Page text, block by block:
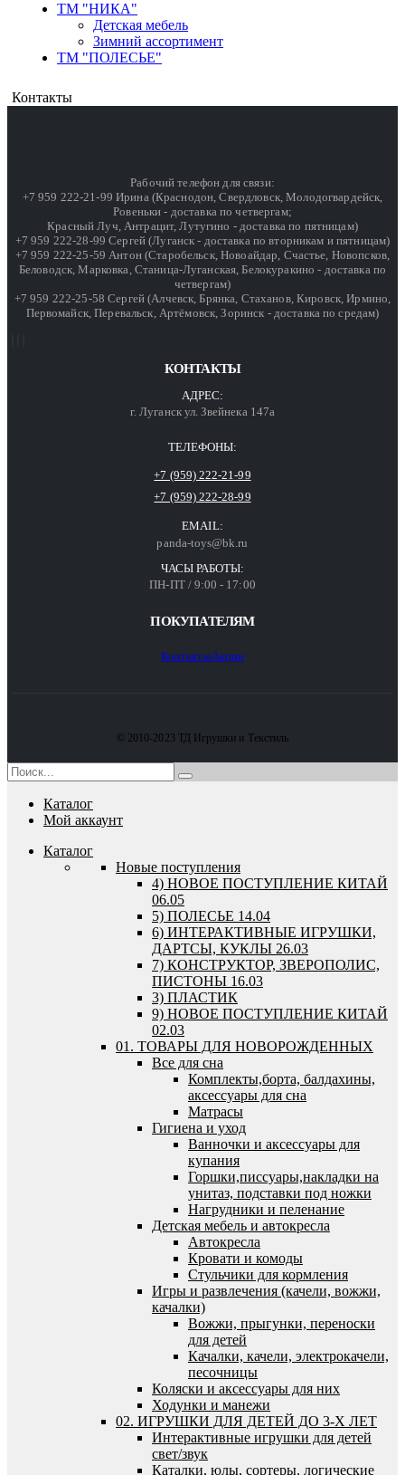
ТМ "НИКА"
Детская мебель
Зимний ассортимент
ТМ "ПОЛЕСЬЕ"
Контакты
Рабочий телефон для связи:
+7 959 222-21-99 Ирина (Краснодон, Свердловск, Молодогвардейск,
Ровеньки - доставка по четвергам;
Красный Луч, Антрацит, Лутугино - доставка по пятницам)
+7 959 222-28-99 Сергей (Луганск - доставка по вторникам и пятницам)
+7 959 222-25-59 Антон (Старобельск, Новоайдар, Счастье, Новопсков,
Беловодск, Марковка, Станица-Луганская, Белокуракино - доставка по
четвергам)
+7 959 222-25-58 Сергей (Алчевск, Брянка, Стаханов, Кировск, Ирмино,
Первомайск, Перевальск, Артёмовск, Зоринск - доставка по средам)
КОНТАКТЫ
АДРЕС:
г. Луганск ул. Звейнека 147а
ТЕЛЕФОНЫ:
+7 (959) 222-21-99
+7 (959) 222-28-99
EMAIL:
panda-toys@bk.ru
ЧАСЫ РАБОТЫ:
ПН-ПТ / 9:00 - 17:00
ПОКУПАТЕЛЯМ
КонтактыАкции
© 2010-2023 ТД Игрушки и Текстиль
Каталог
Мой аккаунт
Каталог
Новые поступления
4) НОВОЕ ПОСТУПЛЕНИЕ КИТАЙ
06.05
5) ПОЛЕСЬЕ 14.04
6) ИНТЕРАКТИВНЫЕ ИГРУШКИ,
ДАРТСЫ, КУКЛЫ 26.03
7) КОНСТРУКТОР, ЗВЕРОПОЛИС,
ПИСТОНЫ 16.03
3) ПЛАСТИК
9) НОВОЕ ПОСТУПЛЕНИЕ КИТАЙ
02.03
01. ТОВАРЫ ДЛЯ НОВОРОЖДЕННЫХ
Все для сна
Комплекты,борта, балдахины,
аксессуары для сна
Матрасы
Гигиена и уход
Ванночки и аксессуары для
купания
Горшки,писсуары,накладки на
унитаз, подставки под ножки
Нагрудники и пеленание
Детская мебель и автокресла
Автокресла
Кровати и комоды
Стульчики для кормления
Игры и развлечения (качели, вожжи,
качалки)
Вожжи, прыгунки, переноски
для детей
Качалки, качели, электрокачели,
песочницы
Коляски и аксессуары для них
Ходунки и манежи
02. ИГРУШКИ ДЛЯ ДЕТЕЙ ДО 3-Х ЛЕТ
Интерактивные игрушки для детей
свет/звук
Каталки, юлы, сортеры. логические